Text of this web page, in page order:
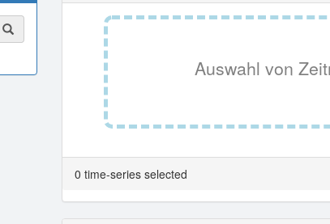
Auswahl von
0 time-series selected